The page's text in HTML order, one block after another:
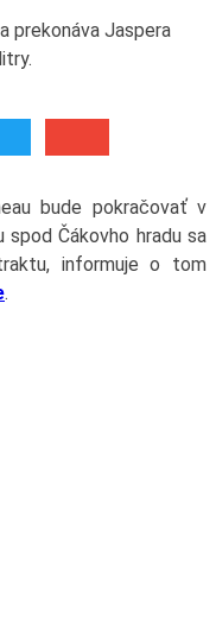
bude pokračovať v
Čákovho hradu sa
informuje o tom
.